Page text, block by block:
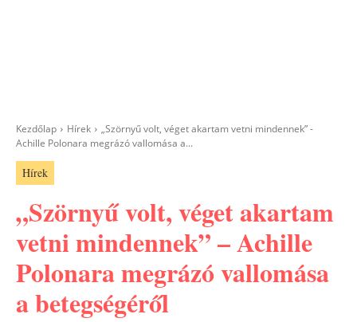
Kezdőlap Hírek
„Szörnyű volt, véget akartam vetni mindennek” -
Achille Polonara megrázó vallomása a...
Hírek
„Szörnyű volt, véget akartam
vetni mindennek” – Achille
Polonara megrázó vallomása
a betegségéről